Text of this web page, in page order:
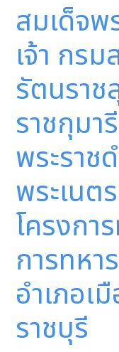
สมเด็จพ
เจ้า กร
รัตนราช
ราชกุมา
พระราช
พระเนต
โครงกา
การทหา
อำเภอเ
ราชบุรี